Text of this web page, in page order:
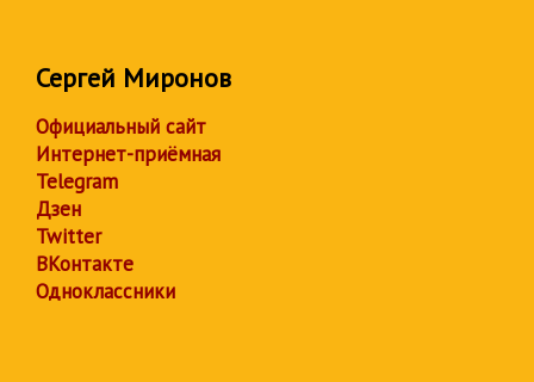
Сергей Миронов
Официальный сайт
Интернет-приёмная
Telegram
Дзен
Twitter
ВКонтакте
Одноклассники